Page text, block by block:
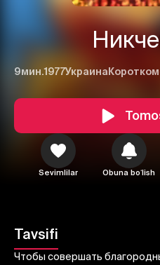
9мин.1977Украина
Sevimlilar Obuna boʻlish
Tavsifi
Чтобы совершать
1